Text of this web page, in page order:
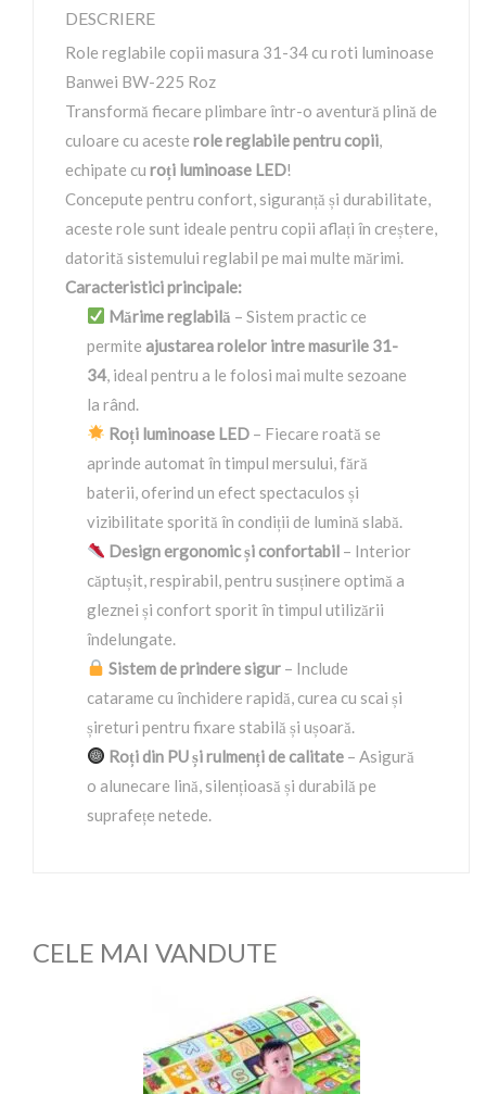
DESCRIERE
Role reglabile copii masura 31-34 cu roti luminoase
Banwei BW-225 Roz
Transformă fiecare plimbare într-o aventură plină de
culoare cu aceste role reglabile pentru copii,
echipate cu roți luminoase LED!
Concepute pentru confort, siguranță și durabilitate,
aceste role sunt ideale pentru copii aflați în creștere,
datorită sistemului reglabil pe mai multe mărimi.
Caracteristici principale:
Mărime reglabilă – Sistem practic ce
permite ajustarea rolelor intre masurile 31-
34, ideal pentru a le folosi mai multe sezoane
la rând.
Roți luminoase LED – Fiecare roată se
aprinde automat în timpul mersului, fără
baterii, oferind un efect spectaculos și
vizibilitate sporită în condiții de lumină slabă.
Design ergonomic și confortabil – Interior
căptușit, respirabil, pentru susținere optimă a
gleznei și confort sporit în timpul utilizării
îndelungate.
Sistem de prindere sigur – Include
catarame cu închidere rapidă, curea cu scai și
șireturi pentru fixare stabilă și ușoară.
Roți din PU și rulmenți de calitate – Asigură
o alunecare lină, silențioasă și durabilă pe
suprafețe netede.
CELE MAI VANDUTE